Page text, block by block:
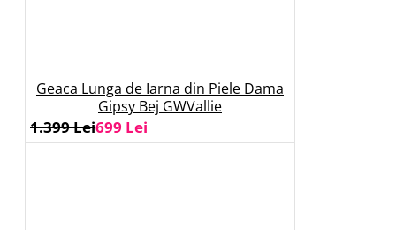
Geaca Lunga de Iarna din Piele Dama
Gipsy Bej GWVallie
699 Lei
1.399 Lei